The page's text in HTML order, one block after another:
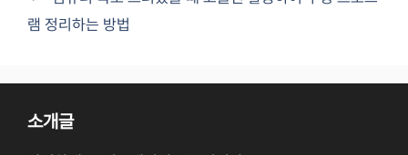
램 정리하는 방법
소개글